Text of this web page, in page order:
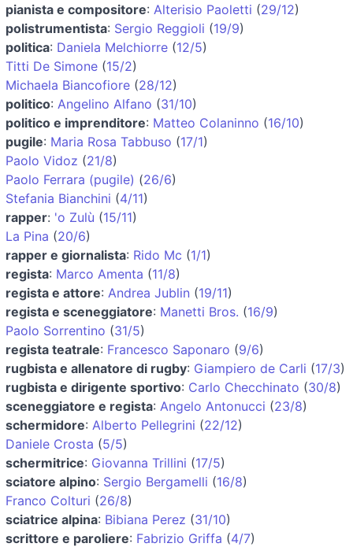
pianista e compositore: Alterisio Paoletti (29/12)
polistrumentista: Sergio Reggioli (19/9)
politica: Daniela Melchiorre (12/5)
Titti De Simone (15/2)
Michaela Biancofiore (28/12)
politico: Angelino Alfano (31/10)
politico e imprenditore: Matteo Colaninno (16/10)
pugile: Maria Rosa Tabbuso (17/1)
Paolo Vidoz (21/8)
Paolo Ferrara (pugile) (26/6)
Stefania Bianchini (4/11)
rapper: 'o Zulù (15/11)
La Pina (20/6)
rapper e giornalista: Rido Mc (1/1)
regista: Marco Amenta (11/8)
regista e attore: Andrea Jublin (19/11)
regista e sceneggiatore: Manetti Bros. (16/9)
Paolo Sorrentino (31/5)
regista teatrale: Francesco Saponaro (9/6)
rugbista e allenatore di rugby: Giampiero de Carli (17/3)
rugbista e dirigente sportivo: Carlo Checchinato (30/8)
sceneggiatore e regista: Angelo Antonucci (23/8)
schermidore: Alberto Pellegrini (22/12)
Daniele Crosta (5/5)
schermitrice: Giovanna Trillini (17/5)
sciatore alpino: Sergio Bergamelli (16/8)
Franco Colturi (26/8)
sciatrice alpina: Bibiana Perez (31/10)
scrittore e paroliere: Fabrizio Griffa (4/7)